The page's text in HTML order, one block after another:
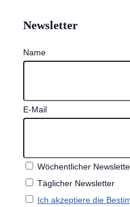
Newsletter
Name
E-Mail
Wöchentlicher
Täglicher Newsletter
Ich akzeptiere die